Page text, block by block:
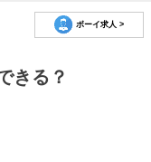
ボーイ求人 >
きる？